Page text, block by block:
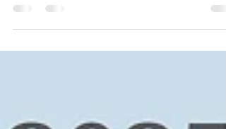
グプランの募集を開始し